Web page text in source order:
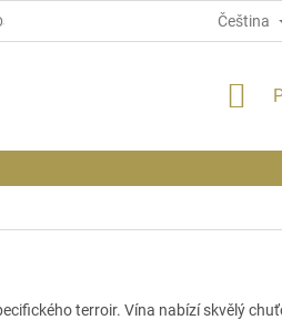
ÚDAJÍCH INFORMACE O
Čeština
terroir. Vína nabízí skvělý